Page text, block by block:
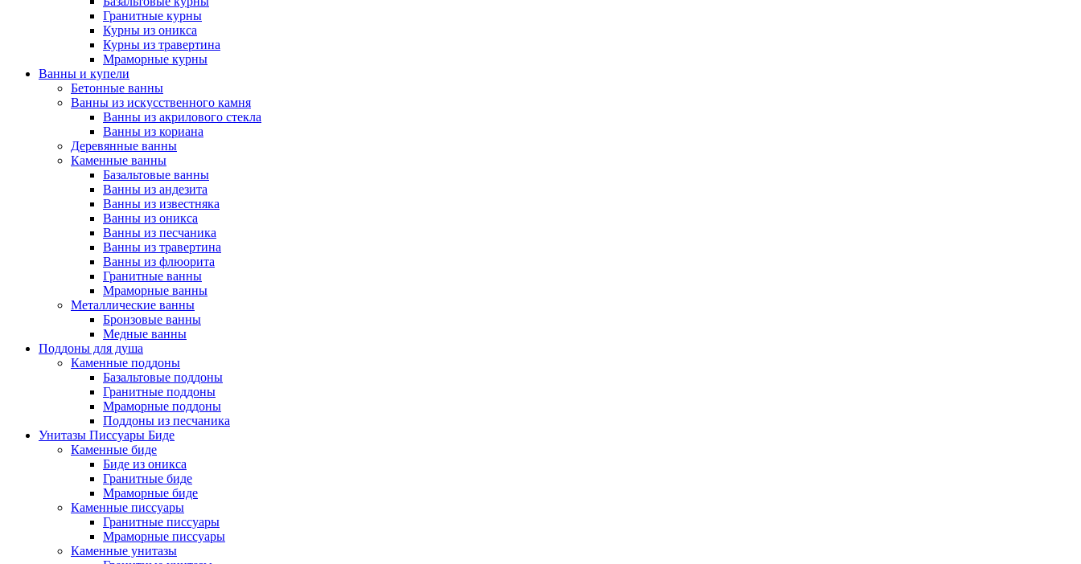
Гранитные курны
Курны из оникса
Курны из травертина
Мраморные курны
Ванны и купели
Бетонные ванны
Ванны из искусственного камня
Ванны из акрилового стекла
Ванны из кориана
Деревянные ванны
Каменные ванны
Базальтовые ванны
Ванны из андезита
Ванны из известняка
Ванны из оникса
Ванны из песчаника
Ванны из травертина
Ванны из флюорита
Гранитные ванны
Мраморные ванны
Металлические ванны
Бронзовые ванны
Медные ванны
Поддоны для душа
Каменные поддоны
Базальтовые поддоны
Гранитные поддоны
Мраморные поддоны
Поддоны из песчаника
Унитазы Писсуары Биде
Каменные биде
Биде из оникса
Гранитные биде
Мраморные биде
Каменные писсуары
Гранитные писсуары
Мраморные писсуары
Каменные унитазы